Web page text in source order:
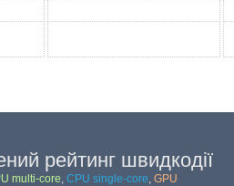
рейтинг швидкодії
multi-core, CPU single-core, GPU